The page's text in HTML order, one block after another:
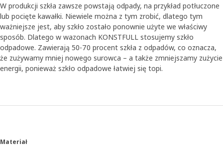
W produkcji szkła zawsze powstają odpady, na przykład potłuczone
lub pocięte kawałki. Niewiele można z tym zrobić, dlatego tym
ważniejsze jest, aby szkło zostało ponownie użyte we właściwy
sposób. Dlatego w wazonach KONSTFULL stosujemy szkło
odpadowe. Zawierają 50-70 procent szkła z odpadów, co oznacza,
że zużywamy mniej nowego surowca – a także zmniejszamy zużycie
energii, ponieważ szkło odpadowe łatwiej się topi.
Materiał